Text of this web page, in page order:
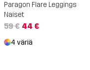
Paragon Flare Leggings
Naiset
59 € 44 €
4 väriä